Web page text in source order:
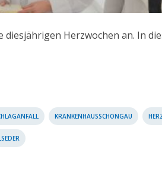
Herzwochen an. In
KRANKENHAUSSCHONGAU